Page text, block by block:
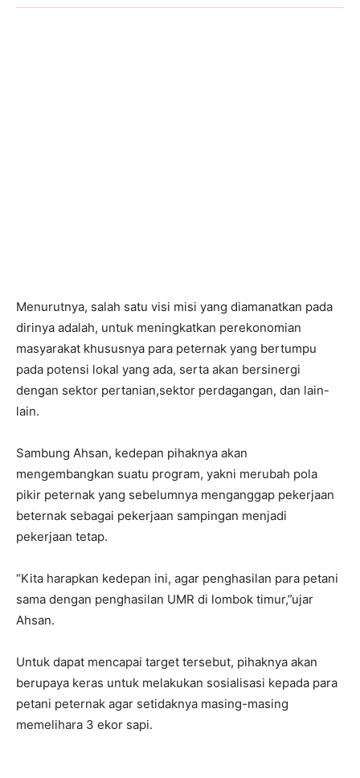
Menurutnya, salah satu visi misi yang diamanatkan pada
dirinya adalah, untuk meningkatkan perekonomian
masyarakat khususnya para peternak yang bertumpu
pada potensi lokal yang ada, serta akan bersinergi
dengan sektor pertanian,sektor perdagangan, dan lain-
lain.
Sambung Ahsan, kedepan pihaknya akan
mengembangkan suatu program, yakni merubah pola
pikir peternak yang sebelumnya menganggap pekerjaan
beternak sebagai pekerjaan sampingan menjadi
pekerjaan tetap.
“Kita harapkan kedepan ini, agar penghasilan para petani
sama dengan penghasilan UMR di lombok timur,”ujar
Ahsan.
Untuk dapat mencapai target tersebut, pihaknya akan
berupaya keras untuk melakukan sosialisasi kepada para
petani peternak agar setidaknya masing-masing
memelihara 3 ekor sapi.